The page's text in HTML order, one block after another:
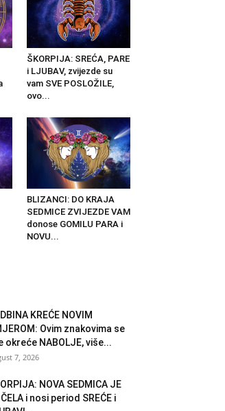
ŠKORPIJA: SREĆA, PARE
i LJUBAV, zvijezde su
vam SVE POSLOŽILE,
ovo...
BLIZANCI: DO KRAJA
SEDMICE ZVIJEZDE VAM
donose GOMILU PARA i
NOVU...
KREĆE NOVIM
Ovim znakovima se
okreće NABOLJE, više...
7, 2026
NOVA SEDMICA JE
i nosi period SREĆE i